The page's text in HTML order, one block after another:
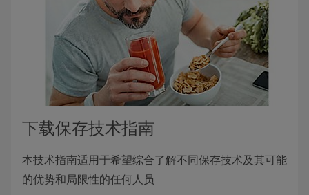
下载保存技术指南
本技术指南适用于希望综合了解不同保存技术及其可能
的优势和局限性的任何人员